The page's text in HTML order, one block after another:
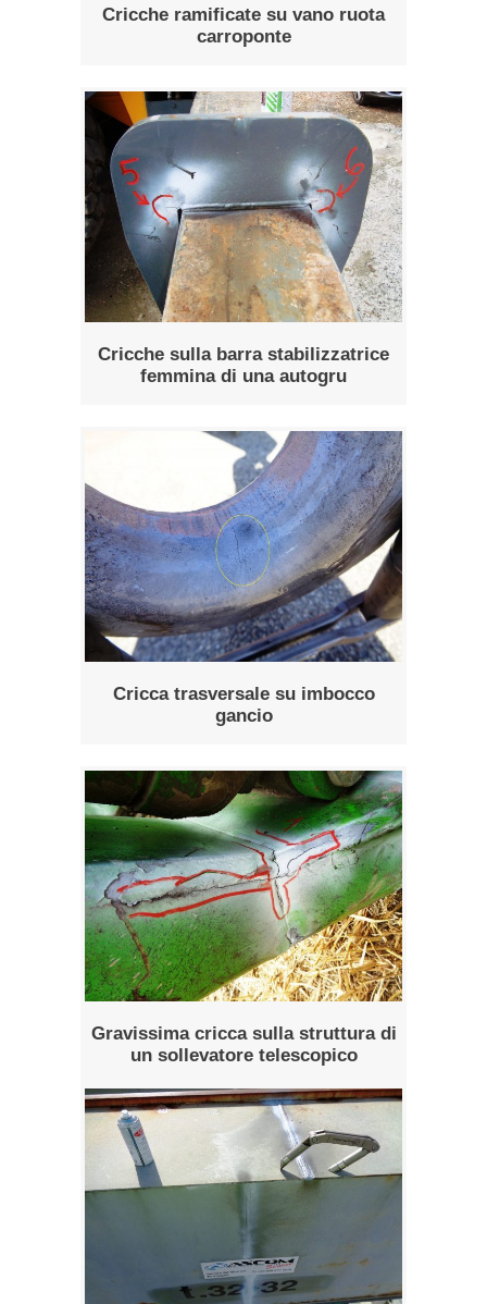
Cricche ramificate su vano ruota
carroponte
Cricche sulla barra stabilizzatrice
femmina di una autogru
Cricca trasversale su imbocco
gancio
Gravissima cricca sulla struttura di
un sollevatore telescopico